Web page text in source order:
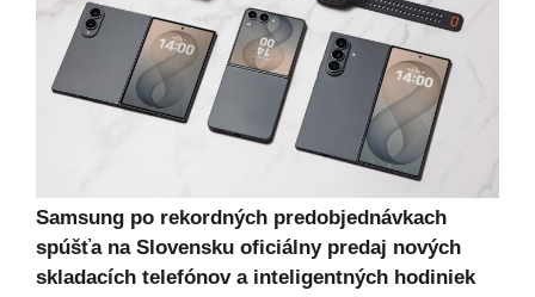
Samsung po rekordných predobjednávkach
spúšťa na Slovensku oficiálny predaj nových
skladacích telefónov a inteligentných hodiniek